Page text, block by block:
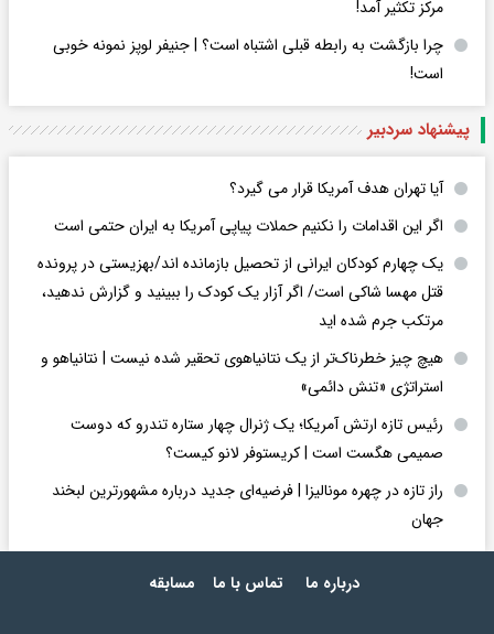
مرکز تکثیر آمد!
چرا بازگشت به رابطه قبلی اشتباه است؟ | جنیفر لوپز نمونه خوبی
است!
پیشنهاد سردبیر
آیا تهران هدف آمریکا قرار می گیرد؟
اگر این اقدامات را نکنیم حملات پیاپی آمریکا به ایران حتمی است
یک چهارم کودکان ایرانی از تحصیل بازمانده اند/بهزیستی در پرونده
قتل مهسا شاکی است/ اگر آزار یک کودک را ببینید و گزارش ندهید،
مرتکب جرم شده اید
هیچ چیز خطرناک‌تر از یک نتانیاهوی تحقیر شده نیست | نتانیاهو و
استراتژی «تنش دائمی»
رئیس تازه ارتش آمریکا؛ یک ژنرال چهار ستاره تندرو که دوست
صمیمی هگست است | کریستوفر لانو کیست؟
راز تازه در چهره مونالیزا | فرضیه‌ای جدید درباره مشهورترین لبخند
جهان
درباره ما تماس با ما مسابقه